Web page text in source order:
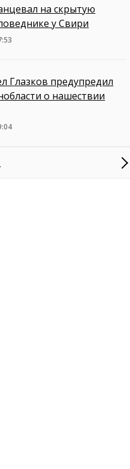
на скрытую
у Свири
Глазков предупредил
о нашествии